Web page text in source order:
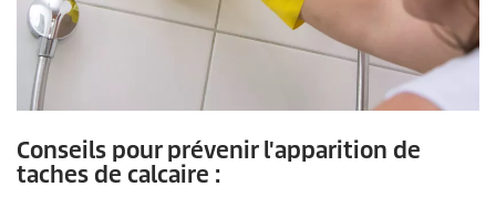
Conseils pour prévenir l'apparition de
taches de calcaire :